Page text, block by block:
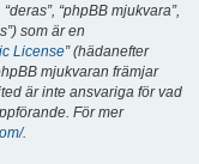
“phpBB mjukvara”,
som är en
License” (hädanefter
mjukvaran främjar
är inte ansvariga för vad
För mer
.